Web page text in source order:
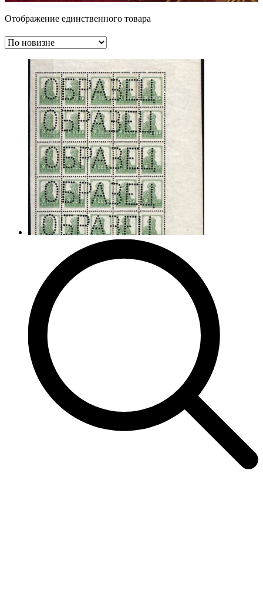
Отображение единственного товара